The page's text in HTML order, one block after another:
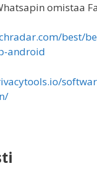
omistaa
best/
android